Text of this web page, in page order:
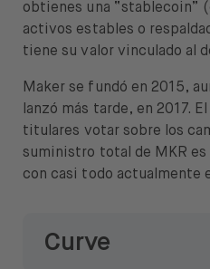
obtienes una “stablecoin”
activos estables o
tiene su valor vinculado al
Maker se fundó en 2015,
lanzó más tarde, en 2017.
titulares votar sobre los
suministro total de MKR es
con casi todo actualmente
Curve